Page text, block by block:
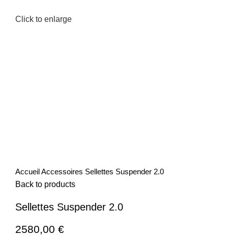
Click to enlarge
AccueilAccessoires Sellettes Suspender 2.0
Back to products
Sellettes Suspender 2.0
2580,00 €